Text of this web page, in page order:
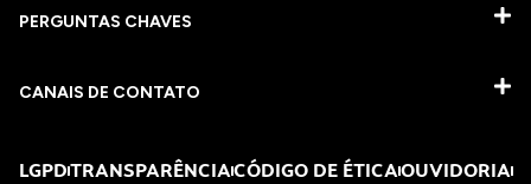
PERGUNTAS CHAVES​
CANAIS DE CONTATO
LGPDTRANSPARÊNCIACÓDIGO DE ÉTICAOUVIDORIA